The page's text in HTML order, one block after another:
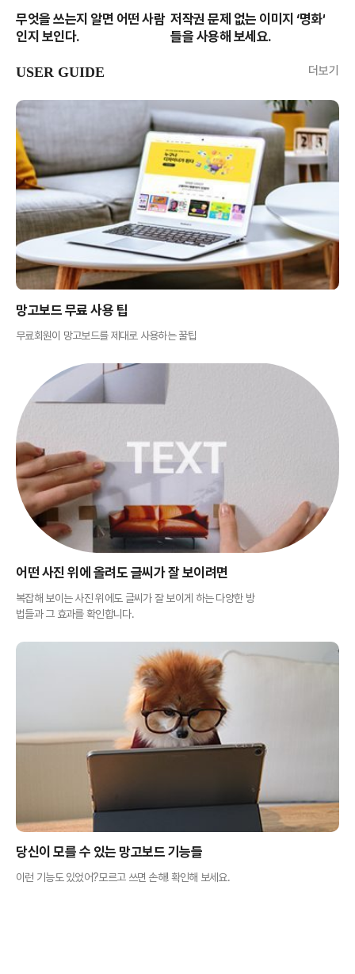
무엇을 쓰는지 알면 어떤 사람
인지 보인다.
저작권 문제 없는 이미지 ‘명화’
들을 사용해 보세요.
USER GUIDE 더보기
망고보드 무료 사용 팁
무료회원이 망고보드를 제대로 사용하는 꿀팁
어떤 사진 위에 올려도 글씨가 잘 보이려면
복잡해 보이는 사진 위에도 글씨가 잘 보이게 하는 다양한 방
법들과 그 효과를 확인합니다.
당신이 모를 수 있는 망고보드 기능들
이런 기능도 있었어?모르고 쓰면 손해! 확인해 보세요.